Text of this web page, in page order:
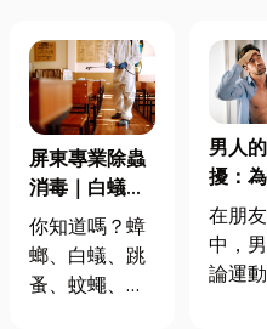
屏東專業除蟲
消毒｜白蟻、
蟑螂、蚊蠅不
再來，給你安
心無害的生活
你知道嗎？蟑
螂、白蟻、跳
蚤、蚊蠅、臭
男人
擾：
也會出
能障礙
在朋
中，
論運